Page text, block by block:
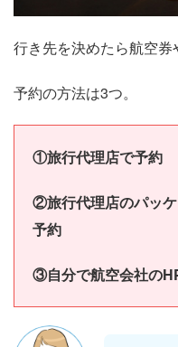
行き先を決めたら航空券
予約の方法は3つ。
①旅行代理店で予約
②旅行代理店のパッ
予約
③自分で航空会社の